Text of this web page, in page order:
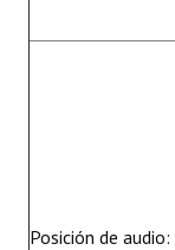
Posición de audio: